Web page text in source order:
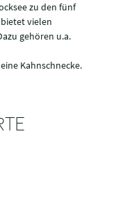
zu den fünf
vielen
gehören u.a.
Kahnschnecke.